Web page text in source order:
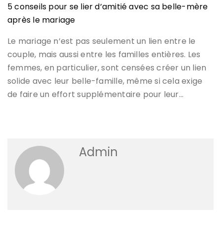
5 conseils pour se lier d’amitié avec sa belle-mère
après le mariage
Le mariage n’est pas seulement un lien entre le
couple, mais aussi entre les familles entières. Les
femmes, en particulier, sont censées créer un lien
solide avec leur belle-famille, même si cela exige
de faire un effort supplémentaire pour leur…
Admin